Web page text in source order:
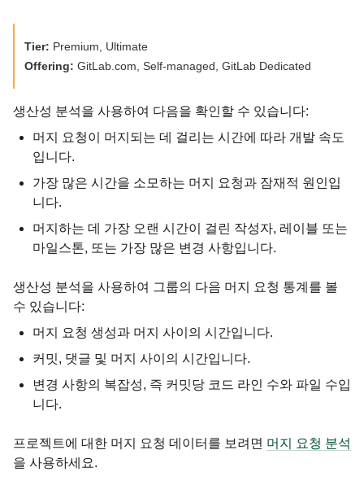
Tier: Premium, Ultimate
Offering: GitLab.com, Self-managed, GitLab Dedicated
생산성 분석을 사용하여 다음을 확인할 수 있습니다:
머지 요청이 머지되는 데 걸리는 시간에 따라 개발 속도
입니다.
가장 많은 시간을 소모하는 머지 요청과 잠재적 원인입
니다.
머지하는 데 가장 오랜 시간이 걸린 작성자, 레이블 또는
마일스톤, 또는 가장 많은 변경 사항입니다.
생산성 분석을 사용하여 그룹의 다음 머지 요청 통계를 볼
수 있습니다:
머지 요청 생성과 머지 사이의 시간입니다.
커밋, 댓글 및 머지 사이의 시간입니다.
변경 사항의 복잡성, 즉 커밋당 코드 라인 수와 파일 수입
니다.
프로젝트에 대한 머지 요청 데이터를 보려면 머지 요청 분석
을 사용하세요.